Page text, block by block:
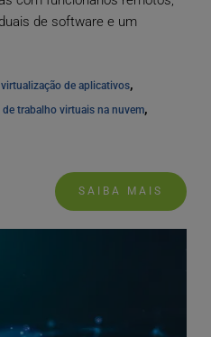
de software e um
de aplicativos
de trabalho virtuais na nuvem
SAIBA MAIS